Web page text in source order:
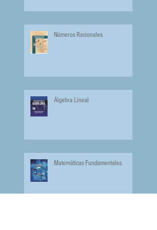
Números Racionales
Álgebra Lineal
Matemáticas Fundamentales